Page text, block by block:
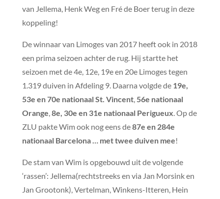
van Jellema, Henk Weg en Fré de Boer terug in deze
koppeling!
De winnaar van Limoges van 2017 heeft ook in 2018
een prima seizoen achter de rug. Hij startte het
seizoen met de 4e, 12e, 19e en 20e Limoges tegen
1.319 duiven in Afdeling 9. Daarna volgde de 19e,
53e en 70e nationaal St. Vincent, 56e nationaal
Orange,8e, 30e en 31e nationaal Perigueux. Op de
ZLU pakte Wim ook nog eens de87e en 284e
nationaal Barcelona … met twee duiven mee!
De stam van Wim is opgebouwd uit de volgende
‘rassen’: Jellema(rechtstreeks en via Jan Morsink en
Jan Grootonk), Vertelman, Winkens-Itteren, Hein